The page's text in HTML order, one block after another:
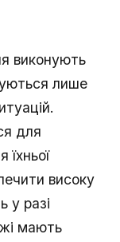
виконують
лише
для
їхньої
високу
у разі
мають